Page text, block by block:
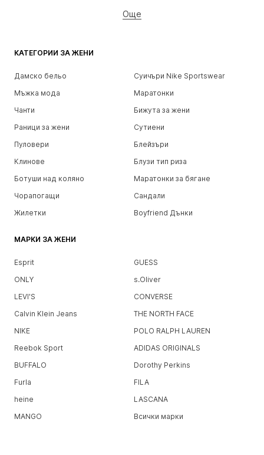
КАТЕГОРИИ ЗА ЖЕНИ
Дамско бельо
Суичъри Nike Sportswear
Мъжка мода
Маратонки
Чанти
Бижута за жени
Раници за жени
Сутиени
Пуловери
Блейзъри
Клинове
Блузи тип риза
Ботуши над коляно
Маратонки за бягане
Чорапогащи
Сандали
Жилетки
Boyfriend Дънки
МАРКИ ЗА ЖЕНИ
Esprit
GUESS
ONLY
s.Oliver
LEVI'S
CONVERSE
Calvin Klein Jeans
THE NORTH FACE
NIKE
POLO RALPH LAUREN
Reebok Sport
ADIDAS ORIGINALS
BUFFALO
Dorothy Perkins
Furla
FILA
heine
LASCANA
MANGO
Всички марки
Още